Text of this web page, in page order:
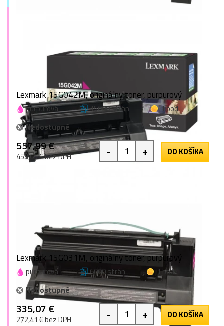
Lexmark 15G042M, originálny toner, purpurový
purpurová 15000 strán
1 bod
Nedostupné
557,99 €
453,65 € bez DPH - + DO KOŠÍKA
Lexmark 15G031M, originálny toner, purpurový
purpurová 6000 strán
1 bod
Nedostupné
335,07 €
272,41 € bez DPH - + DO KOŠÍKA